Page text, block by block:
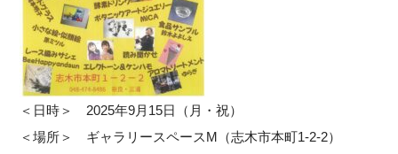
＜日時＞ 2025年9月15日（月・祝）
＜場所＞ ギャラリースペースM（志木市本町1-2-2）